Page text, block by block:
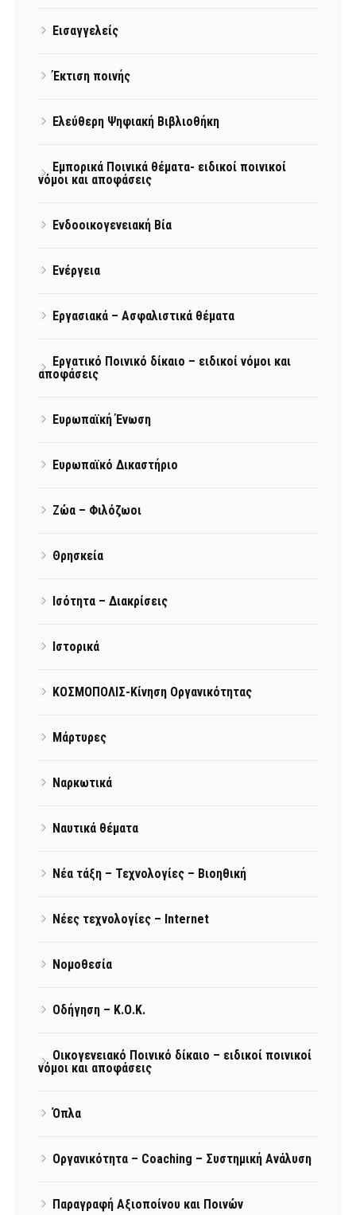
Εισαγγελείς
Έκτιση ποινής
Ελεύθερη Ψηφιακή Βιβλιοθήκη
Εμπορικά Ποινικά θέματα- ειδικοί ποινικοί
νόμοι και αποφάσεις
Ενδοοικογενειακή Βία
Ενέργεια
Εργασιακά – Ασφαλιστικά θέματα
Εργατικό Ποινικό δίκαιο – ειδικοί νόμοι και
αποφάσεις
Ευρωπαϊκή Ένωση
Ευρωπαϊκό Δικαστήριο
Ζώα – Φιλόζωοι
Θρησκεία
Ισότητα – Διακρίσεις
Ιστορικά
ΚΟΣΜΟΠΟΛΙΣ-Κίνηση Οργανικότητας
Μάρτυρες
Ναρκωτικά
Ναυτικά θέματα
Νέα τάξη – Τεχνολογίες – Βιοηθική
Νέες τεχνολογίες – Internet
Νομοθεσία
Οδήγηση – Κ.Ο.Κ.
Οικογενειακό Ποινικό δίκαιο – ειδικοί ποινικοί
νόμοι και αποφάσεις
Όπλα
Οργανικότητα – Coaching – Συστημική Ανάλυση
Παραγραφή Αξιοποίνου και Ποινών